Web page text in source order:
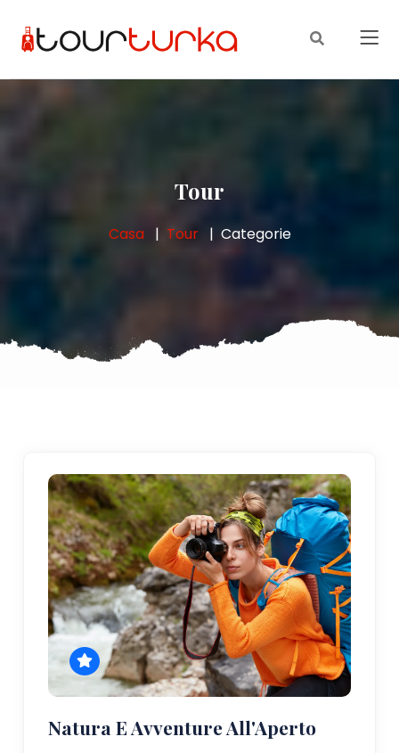
Tour
Casa Tour Categorie
Natura E Avventure All'Aperto